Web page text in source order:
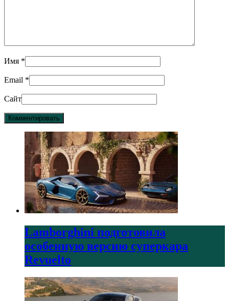
Имя *
Email *
Сайт
Lamborghini подготовила
особенную версию суперкара
Revuelto